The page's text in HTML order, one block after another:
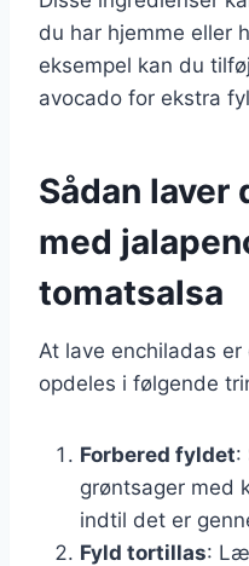
du har hjemme eller
eksempel kan du
avocado for ekstra
Sådan laver
med
tomatsalsa
At lave enchiladas
opdeles i følgende
Forbered fyldet:
grøntsager med
indtil det er
Fyld tortillas: